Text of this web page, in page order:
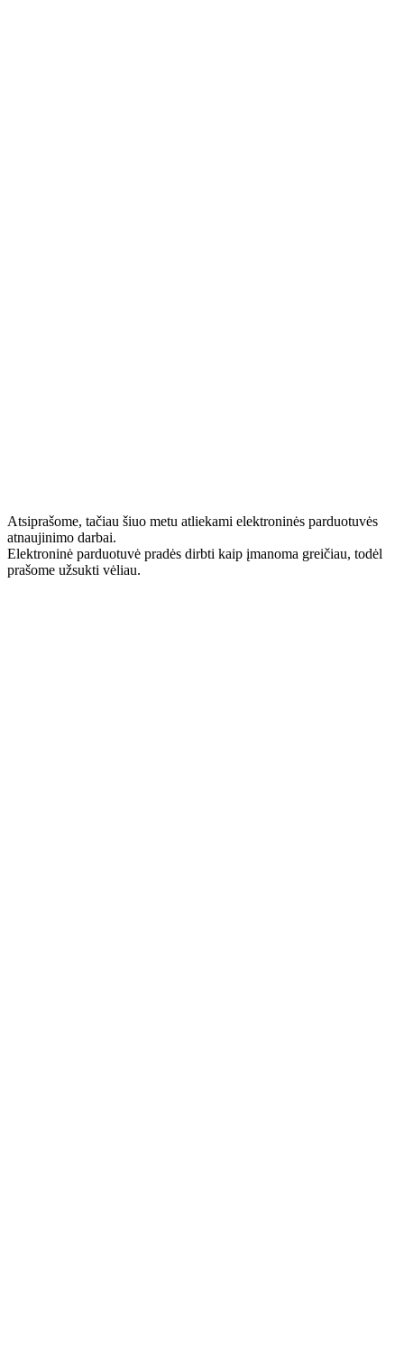
Atsiprašome, tačiau šiuo metu atliekami elektroninės parduotuvės
atnaujinimo darbai.
Elektroninė parduotuvė pradės dirbti kaip įmanoma greičiau, todėl
prašome užsukti vėliau.